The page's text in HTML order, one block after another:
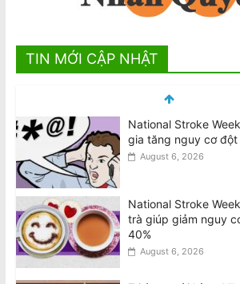
TIN MỚI CẬP NHẬT
National Stroke
gia tăng nguy cơ
August 6, 2026
National Stroke
trà giúp giảm nguy
40%
August 6, 2026